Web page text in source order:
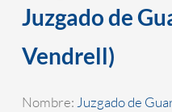
Juzgado de
Vendrell)
Nombre:Juzgado de